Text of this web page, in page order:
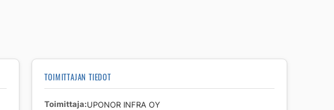
TOIMITTAJAN TIEDOT
Toimittaja UPONOR INFRA OY